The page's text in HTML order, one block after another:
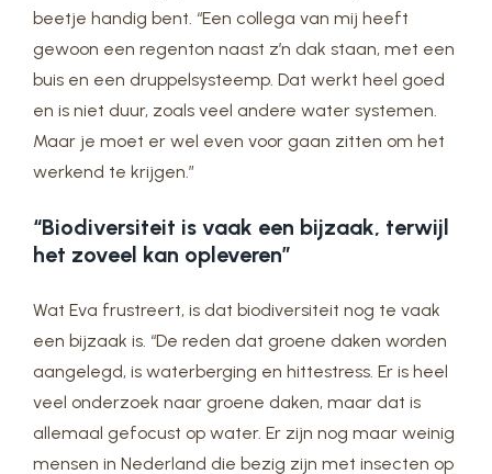
beetje handig bent. “Een collega van mij heeft
gewoon een regenton naast z’n dak staan, met een
buis en een druppelsysteemp. Dat werkt heel goed
en is niet duur, zoals veel andere water systemen.
Maar je moet er wel even voor gaan zitten om het
werkend te krijgen.”
“Biodiversiteit is vaak een bijzaak, terwijl
het zoveel kan opleveren”
Wat Eva frustreert, is dat biodiversiteit nog te vaak
een bijzaak is. “De reden dat groene daken worden
aangelegd, is waterberging en hittestress. Er is heel
veel onderzoek naar groene daken, maar dat is
allemaal gefocust op water. Er zijn nog maar weinig
mensen in Nederland die bezig zijn met insecten op